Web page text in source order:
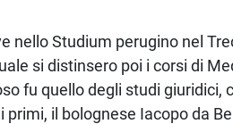
nello Studium perugino nel
si distinsero poi i corsi di
fu quello degli studi giuridici,
il bolognese Iacopo da